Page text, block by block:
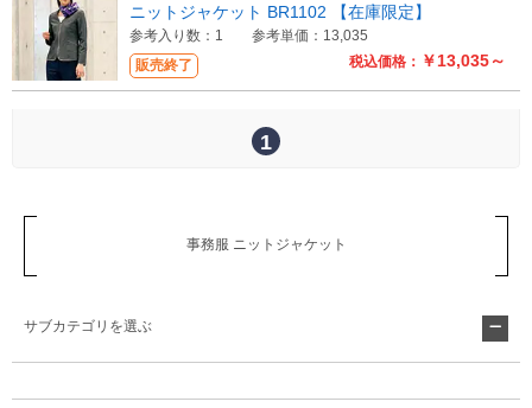
販売終了 税込価格： ￥13,035～
ニットジャケット BR1102 【在庫限定】
参考入り数：1 参考単価：13,035
1
事務服 ニットジャケット
サブカテゴリを選ぶ